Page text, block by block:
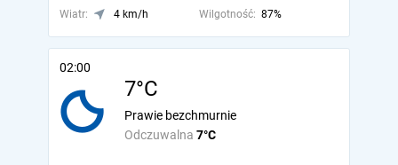
Wiatr:
4 km/h Wilgotność: 87%
02:00
7°C
Odczuwalna 7°C
Prawie bezchmurnie